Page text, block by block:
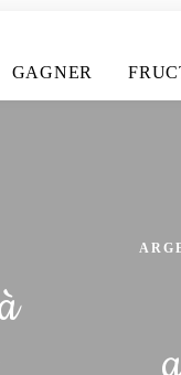
GAGNER